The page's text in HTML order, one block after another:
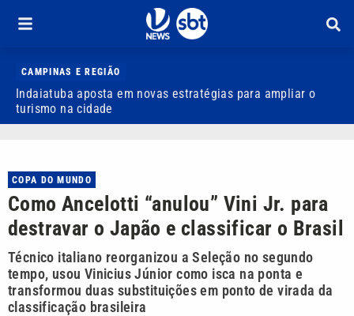
CAMPINAS E REGIÃO
Indaiatuba aposta em novas estratégias para ampliar o
turismo na cidade
COPA DO MUNDO
Como Ancelotti “anulou” Vini Jr. para
destravar o Japão e classificar o Brasil
Técnico italiano reorganizou a Seleção no segundo
tempo, usou Vinicius Júnior como isca na ponta e
transformou duas substituições em ponto de virada da
classificação brasileira